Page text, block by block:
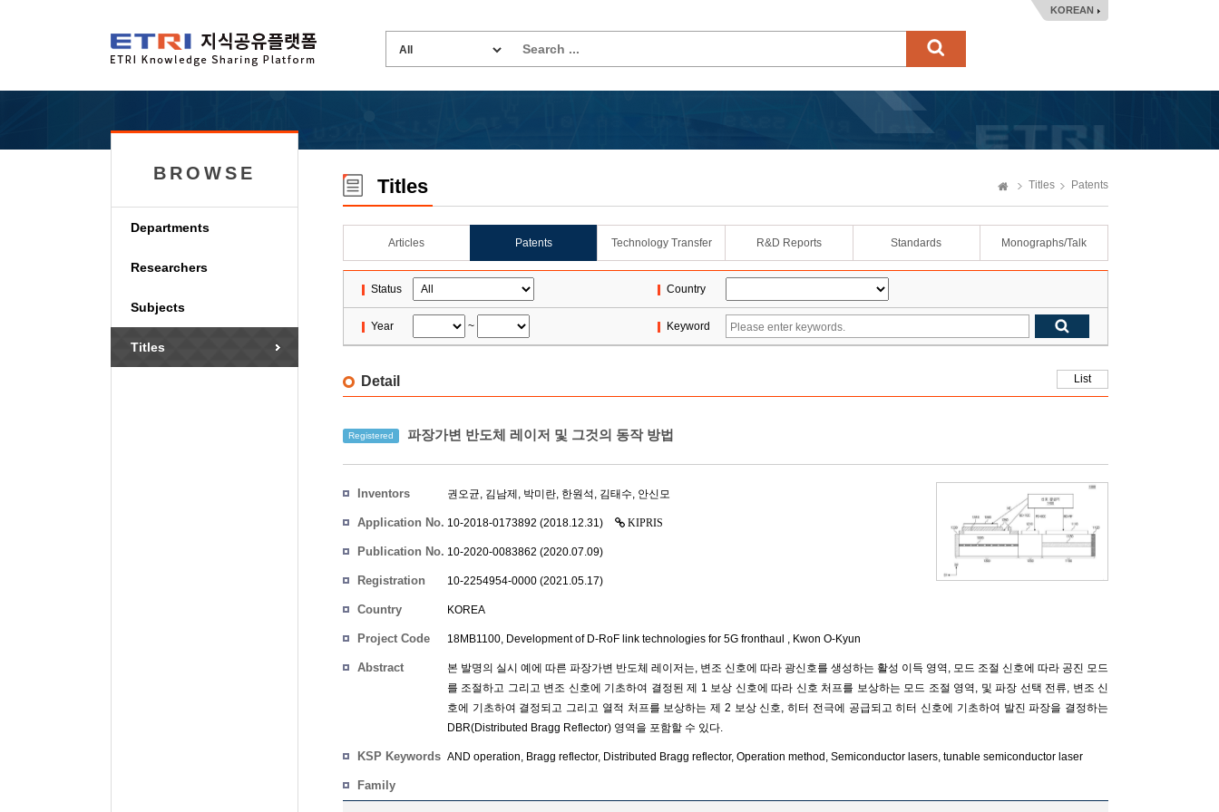
KOREAN
BROWSE
Departments
Researchers
Subjects
Titles
Titles Titles Patents
Articles Patents Technology Transfer R&D Reports Standards Monographs/Talk
Status Country
Year ~ Keyword
Detail List
Registered 파장가변 반도체 레이저 및 그것의 동작 방법
Inventors 권오균, 김남제 , 박미란, 한원석 , 김태수, 안신모
Application No. 10-2018-0173892 (2018.12.31) KIPRIS
Publication No. 10-2020-0083862 (2020.07.09)
Registration
10-2254954-0000 (2021.05.17)
Country KOREA
Project Code 18MB1100, Development of D-RoF link technologies for 5G fronthaul , Kwon O-Kyun
Abstract
본 발명의 실시 예에 따른 파장가변 반도체 레이저는, 변조 신호에 따라 광신호를 생성하는 활성 이득 영역, 모드 조절 신호에 따라 공진 모드
를 조절하고 그리고 변조 신호에 기초하여 결정된 제 1 보상 신호에 따라 신호 처프를 보상하는 모드 조절 영역, 및 파장 선택 전류, 변조 신
호에 기초하여 결정되고 그리고 열적 처프를 보상하는 제 2 보상 신호, 히터 전극에 공급되고 히터 신호에 기초하여 발진 파장을 결정하는
DBR(Distributed Bragg Reflector) 영역을 포함할 수 있다.
KSP Keywords AND operation, Bragg reflector, Distributed Bragg reflector, Operation method, Semiconductor lasers, tunable semiconductor laser
Family